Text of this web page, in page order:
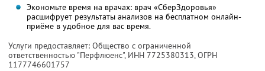
Экономьте время на врачах: врач «СберЗдоровья»
расшифрует результаты анализов на бесплатном онлайн-
приёме в удобное для вас время.
Услуги предоставляет: Общество с ограниченной
ответственностью "Перфлюенс", ИНН 7725380313, ОГРН
1177746601757